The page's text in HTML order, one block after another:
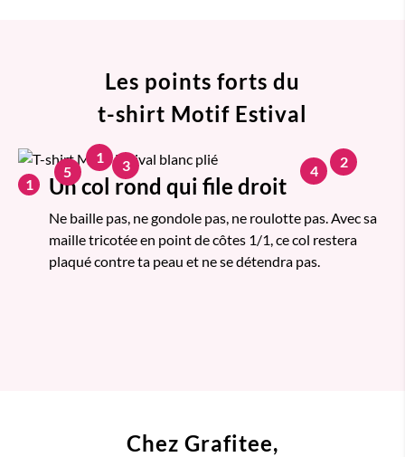
Les points forts du
t-shirt Motif Estival
1 Un col rond qui file droit
Ne baille pas, ne gondole pas, ne roulotte pas. Avec sa
maille tricotée en point de côtes 1/1, ce col restera
plaqué contre ta peau et ne se détendra pas.
1 2
3 4
5
Chez Grafitee,